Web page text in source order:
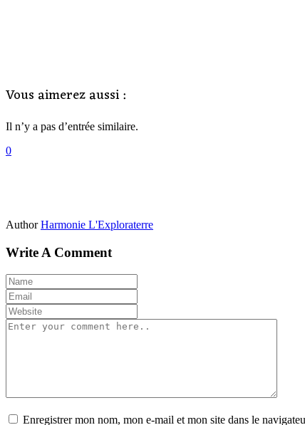
Vous aimerez aussi :
Il n’y a pas d’entrée similaire.
0
Author Harmonie L'Exploraterre
Write A Comment
Enregistrer mon nom, mon e-mail et mon site dans le